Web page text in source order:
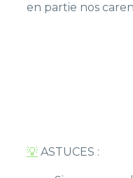
en partie nos
💡 ASTUCES :